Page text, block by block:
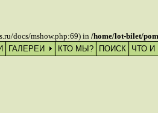
docs/mshow.php:69) in /home/lot-bilet/
ГАЛЕРЕИ КТО МЫ? ПОИСК ЧТО И